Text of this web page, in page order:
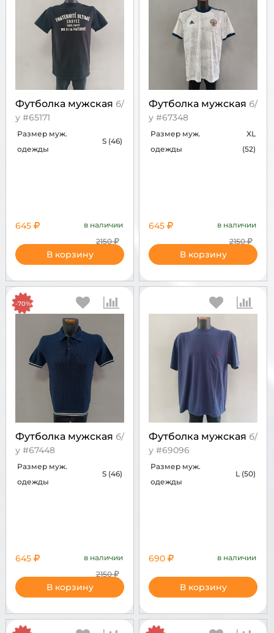
Футболка мужская б/
у #65171
Размер муж.
одежды
S (46)
645
в наличии
2150
В корзину
Футболка мужская б/
у #67348
Размер муж.
одежды
XL
(52)
645
в наличии
2150
В корзину
Футболка мужская б/
у #67448
Размер муж.
одежды
S (46)
-70%
645
в наличии
2150
В корзину
Футболка мужская б/
у #69096
Размер муж.
одежды
L (50)
690 в наличии
В корзину